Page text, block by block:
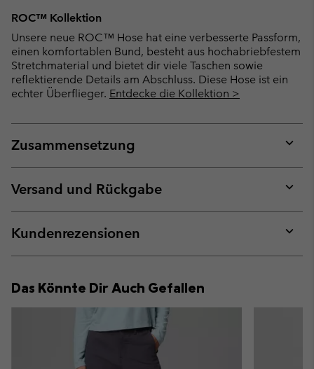
ROC™ Kollektion
Unsere neue ROC™ Hose hat eine verbesserte Passform,
einen komfortablen Bund, besteht aus hochabriebfestem
Stretchmaterial und bietet dir viele Taschen sowie
reflektierende Details am Abschluss. Diese Hose ist ein
echter Überflieger. Entdecke die Kollektion >
Zusammensetzung
or
Versand und Rückgabe
or
Kundenrezensionen
or
Das Könnte Dir Auch Gefallen